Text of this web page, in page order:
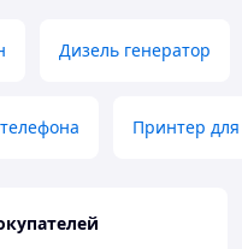
Дизель генератор
Принтер